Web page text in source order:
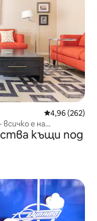
Средна
4,96 (262)
е на
къщи под